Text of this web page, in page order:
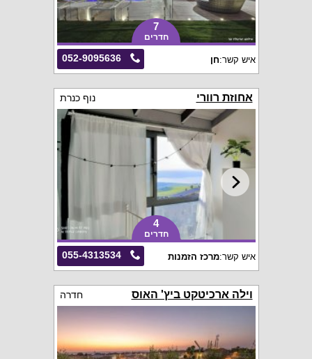
7
חדרים
052-9095636 איש קשר:חן
אחוזת רוורי נוף כנרת
4
חדרים
055-4313534 איש קשר:מרכז הזמנות
וילה ארכיטקט ביץ' האוס חדרה